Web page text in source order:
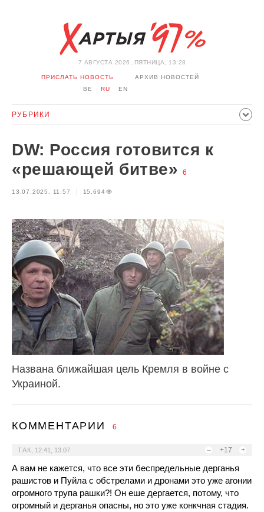
7 АВГУСТА 2026, ПЯТНИЦА, 13:28
ПРИСЛАТЬ НОВОСТЬ
АРХИВ НОВОСТЕЙ
BE
RU EN
РУБРИКИ
ПРОИСШЕСТВИЯ СПОРТ КУЛЬТУРА ИСТОРИЯ
МНЕНИЕ ИНТЕРВЬЮ ТЕХНОЛОГИИ ЗДОРОВЬЕ
АВТО ОТДЫХ ОБХОД БЛОКИРОВКИ И СОЛИДАРНОСТЬ
DW: Россия готовится к
«решающей битве»
6
13.07.2025, 11:57 15,694
Названа ближайшая цель Кремля в войне с
Украиной.
КОММЕНТАРИИ 6
– +17 +
ТАК 12:41, 13.07
А вам не кажется, что все эти беспредельные дерганья
рашистов и Пуйла с обстрелами и дронами это уже агонии
огромного трупа рашки?! Он еше дергается, потому, что
огромный и дерганья опасны, но это уже конкчная стадия.